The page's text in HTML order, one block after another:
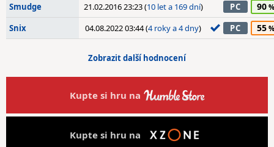
Smudge 21.02.2016 23:23 (10 let a 169 dní) PC 90
Snix 04.08.2022 03:44 (4 roky a 4 dny) PC 55
Zobrazit další hodnocení
Kupte si hru na
Kupte si hru na